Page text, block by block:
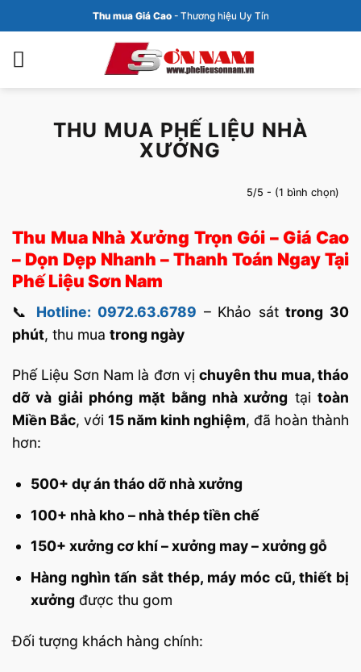
qua
nội
Thu mua Giá Cao- Thương hiệu Uy Tín
THU MUA PHẾ LIỆU NHÀ
XƯỞNG
5/5 - (1 bình chọn)
Thu Mua Nhà Xưởng Trọn Gói – Giá Cao
– Dọn Dẹp Nhanh – Thanh Toán Ngay Tại
Phế Liệu Sơn Nam
📞 Hotline: 0972.63.6789 – Khảo sáttrong 30
phút, thu mua trong ngày
Phế Liệu Sơn Nam là đơn vịchuyên thu mua, tháo
dỡ và giải phóng mặt bằng nhà xưởng tạitoàn
Miền Bắc, với 15 năm kinh nghiệm, đã hoàn thành
hơn:
500+ dự án tháo dỡ nhà xưởng
100+ nhà kho – nhà thép tiền chế
150+ xưởng cơ khí – xưởng may – xưởng gỗ
Hàng nghìn tấn sắt thép, máy móc cũ, thiết bị
xưởngđược thu gom
Đối tượng khách hàng chính: